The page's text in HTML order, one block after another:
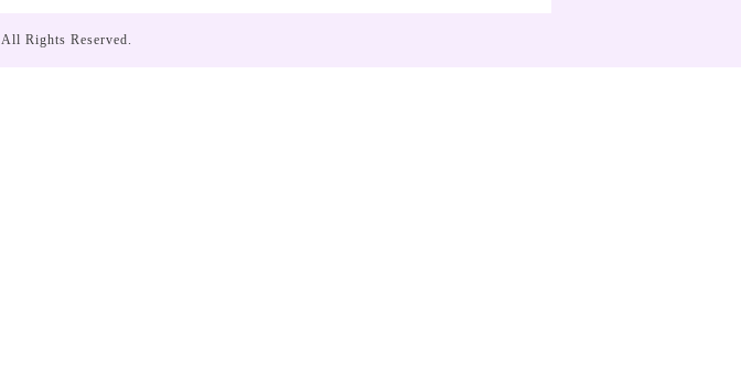
. All Rights Reserved.